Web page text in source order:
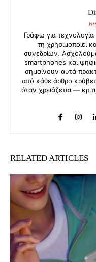
Γράφω για
τη χρησιμοποιεί
συνεδρίων.
smartphones και
σημαίνουν αυτά
από κάθε άρθρο
όταν χρειάζεται —
RELATED ARTICLES